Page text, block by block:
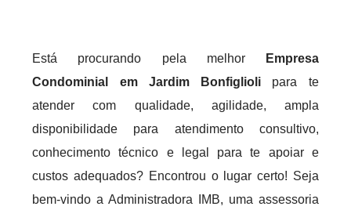
Está procurando pela melhor
Empresa
Condominial em Jardim Bonfiglioli para te
atender com qualidade, agilidade, ampla
disponibilidade para atendimento consultivo,
conhecimento técnico e legal para te apoiar e
custos adequados? Encontrou o lugar certo! Seja
bem-vindo a Administradora IMB, uma assessoria